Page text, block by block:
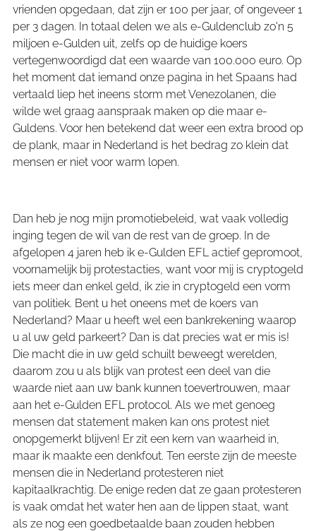
vrienden opgedaan, dat zijn er 100 per jaar, of ongeveer 1
per 3 dagen. In totaal delen we als e-Guldenclub zo'n 5
miljoen e-Gulden uit, zelfs op de huidige koers
vertegenwoordigd dat een waarde van 100.000 euro. Op
het moment dat iemand onze pagina in het Spaans had
vertaald liep het ineens storm met Venezolanen, die
wilde wel graag aanspraak maken op die maar e-
Guldens. Voor hen betekend dat weer een extra brood op
de plank, maar in Nederland is het bedrag zo klein dat
mensen er niet voor warm lopen.
Dan heb je nog mijn promotiebeleid, wat vaak volledig
inging tegen de wil van de rest van de groep. In de
afgelopen 4 jaren heb ik e-Gulden EFL actief gepromoot,
voornamelijk bij protestacties, want voor mij is cryptogeld
iets meer dan enkel geld, ik zie in cryptogeld een vorm
van politiek. Bent u het oneens met de koers van
Nederland? Maar u heeft wel een bankrekening waarop
u al uw geld parkeert? Dan is dat precies wat er mis is!
Die macht die in uw geld schuilt beweegt werelden,
daarom zou u als blijk van protest een deel van die
waarde niet aan uw bank kunnen toevertrouwen, maar
aan het e-Gulden EFL protocol. Als we met genoeg
mensen dat statement maken kan ons protest niet
onopgemerkt blijven! Er zit een kern van waarheid in,
maar ik maakte een denkfout. Ten eerste zijn de meeste
mensen die in Nederland protesteren niet
kapitaalkrachtig. De enige reden dat ze gaan protesteren
is vaak omdat het water hen aan de lippen staat, want
als ze nog een goedbetaalde baan zouden hebben